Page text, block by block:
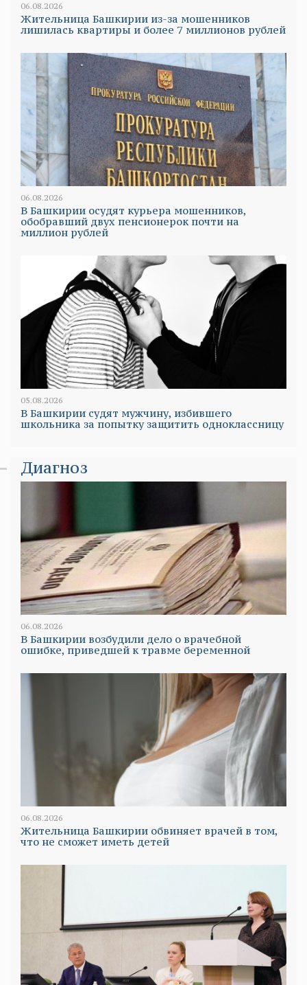
06.08.2026
Жительница Башкирии из-за мошенников
лишилась квартиры и более 7 миллионов рублей
06.08.2026
В Башкирии осудят курьера мошенников,
обобравший двух пенсионерок почти на
миллион рублей
05.08.2026
В Башкирии судят мужчину, избившего
школьника за попытку защитить одноклассницу
Диагноз
06.08.2026
В Башкирии возбудили дело о врачебной
ошибке, приведшей к травме беременной
06.08.2026
Жительница Башкирии обвиняет врачей в том,
что не сможет иметь детей